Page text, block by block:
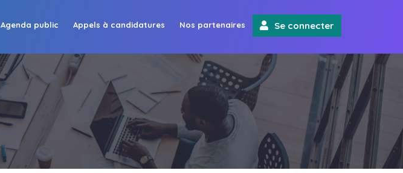
Agenda public Appels à candidatures Nos partenaires Se connecter